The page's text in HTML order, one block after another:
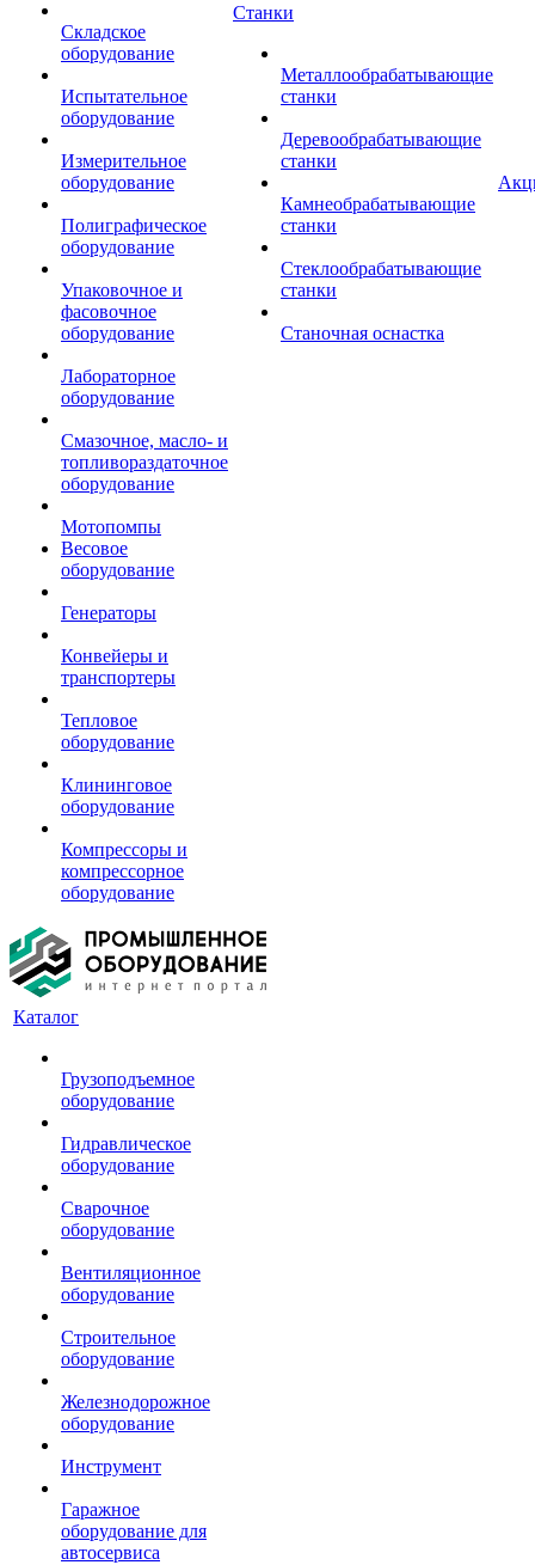
Складское
оборудование
Испытательное
оборудование
Измерительное
оборудование
Полиграфическое
оборудование
Упаковочное и
фасовочное
оборудование
Лабораторное
оборудование
Смазочное, масло- и
топливораздаточное
оборудование
Мотопомпы
Весовое
оборудование
Генераторы
Конвейеры и
транспортеры
Тепловое
оборудование
Клининговое
оборудование
Компрессоры и
компрессорное
оборудование
Станки
Металлообрабатывающие
станки
Деревообрабатывающие
станки
Камнеобрабатывающие
станки
Стеклообрабатывающие
станки
Станочная оснастка
Каталог
Грузоподъемное
оборудование
Гидравлическое
оборудование
Сварочное
оборудование
Вентиляционное
оборудование
Строительное
оборудование
Железнодорожное
оборудование
Инструмент
Гаражное
оборудование для
автосервиса